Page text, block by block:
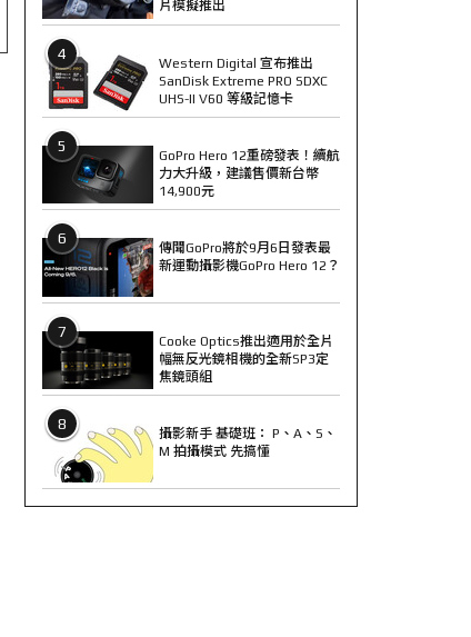
片模擬推出
4
Western Digital 宣布推出
SanDisk Extreme PRO SDXC
UHS-II V60 等級記憶卡
5
GoPro Hero 12重磅發表！續航
力大升級，建議售價新台幣
14,900元
6
傳聞GoPro將於9月6日發表最
新運動攝影機GoPro Hero 12？
7
Cooke Optics推出適用於全片
幅無反光鏡相機的全新SP3定
焦鏡頭組
8
攝影新手 基礎班： P、A、S、
M 拍攝模式 先搞懂